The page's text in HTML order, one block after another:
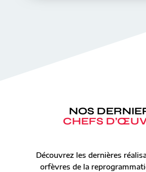
NOS
CHEFS
Découvrez les dernières
orfèvres de la